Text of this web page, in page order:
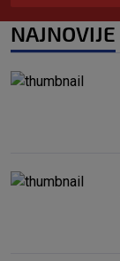
NAJNOVIJE